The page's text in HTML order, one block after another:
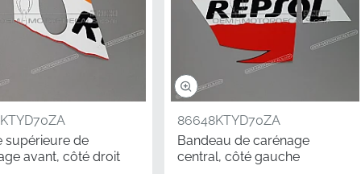
supérieure de
avant, côté droit
86648KTYD70ZA
Bandeau de carénage
central, côté gauche